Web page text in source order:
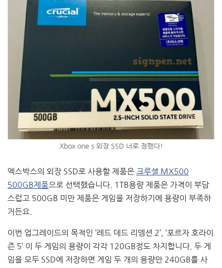
Xbox one s 외장 SSD 너로 정했다!
엑스박스의 외장 SSD로 사용할 제품은 크루셜 MX500
500GB제품으로 선택했습니다. 1TB용량 제품은 가격이 부담
스럽고 500GB 미만 제품은 게임을 저장하기에 용량이 부족하
거든요.
이번 업그레이드의 목적인 ‘레드 데드 리뎀션 2’, ‘포르자 호라이
즌 5’ 이 두 게임의 용량이 각각 120GB정도 차지합니다. 두 게
임을 모두 SSD에 저장하면 게임 두 개의 용량만 240GB를 사